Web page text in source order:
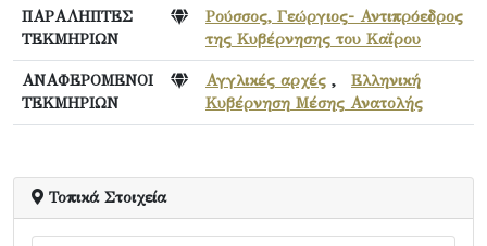
ΠΑΡΑΛΗΠΤΕΣ
ΤΕΚΜΗΡΙΩΝ
Ρούσσος, Γεώργιος- Αντιπρόεδρος
της Κυβέρνησης του Καΐρου
ΑΝΑΦΕΡΟΜΕΝΟΙ
ΤΕΚΜΗΡΙΩΝ
Αγγλικές αρχές , Ελληνική
Κυβέρνηση Μέσης Ανατολής
Τοπικά Στοιχεία